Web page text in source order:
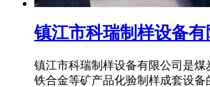
镇江市科瑞制样设备有
镇江市科瑞制样设备有限公司是煤
铁合金等矿产品化验制样成套设备